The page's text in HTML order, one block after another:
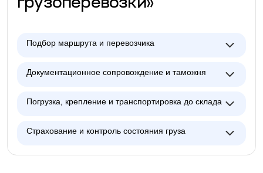
грузоперевозки»
Подбор маршрута и перевозчика
Документационное сопровождение и таможня
Погрузка, крепление и транспортировка до склада
Страхование и контроль состояния груза